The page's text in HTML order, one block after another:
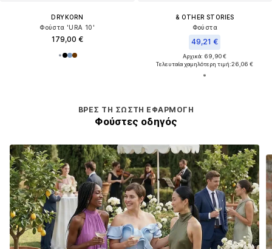
DRYKORN
Φούστα 'URA 10'
179,00 €
& OTHER STORIES
Φούστα
49,21 €
Αρχικά: 69,90 €
Τελευταία χαμηλότερη τιμή:26,06 €
ΒΡΕΣ ΤΗ ΣΩΣΤΉ ΕΦΑΡΜΟΓΉ
Φούστες οδηγός